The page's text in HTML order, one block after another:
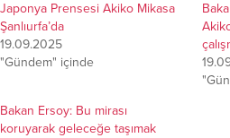
Japonya Prensesi Akiko Mikasa
Şanlıurfa’da
19.09.2025
"Gündem" içinde
Bakan Ersoy: Bu mirası
koruyarak geleceğe taşımak